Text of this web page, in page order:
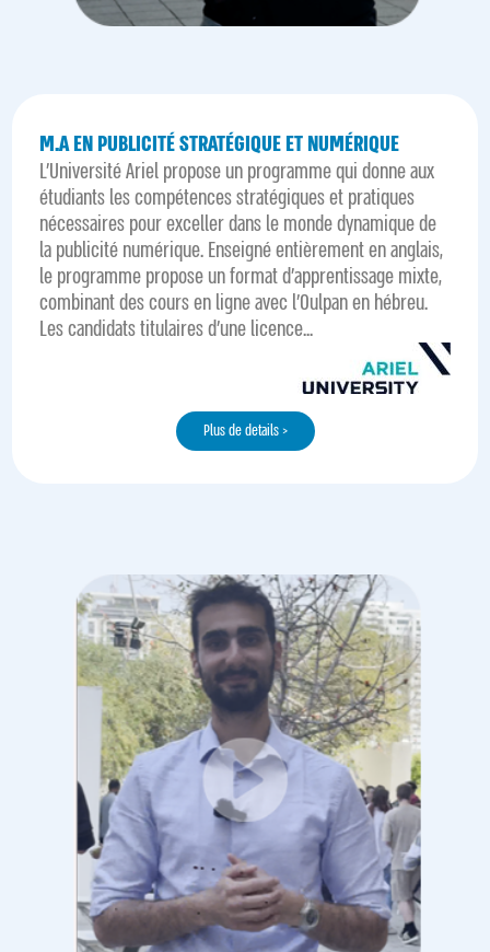
M.A EN PUBLICITÉ STRATÉGIQUE ET NUMÉRIQUE
L'Université Ariel propose un programme qui donne aux
étudiants les compétences stratégiques et pratiques
nécessaires pour exceller dans le monde dynamique de
la publicité numérique. Enseigné entièrement en anglais,
le programme propose un format d'apprentissage mixte,
combinant des cours en ligne avec l'Oulpan en hébreu.
Les candidats titulaires d'une licence...
Plus de details >